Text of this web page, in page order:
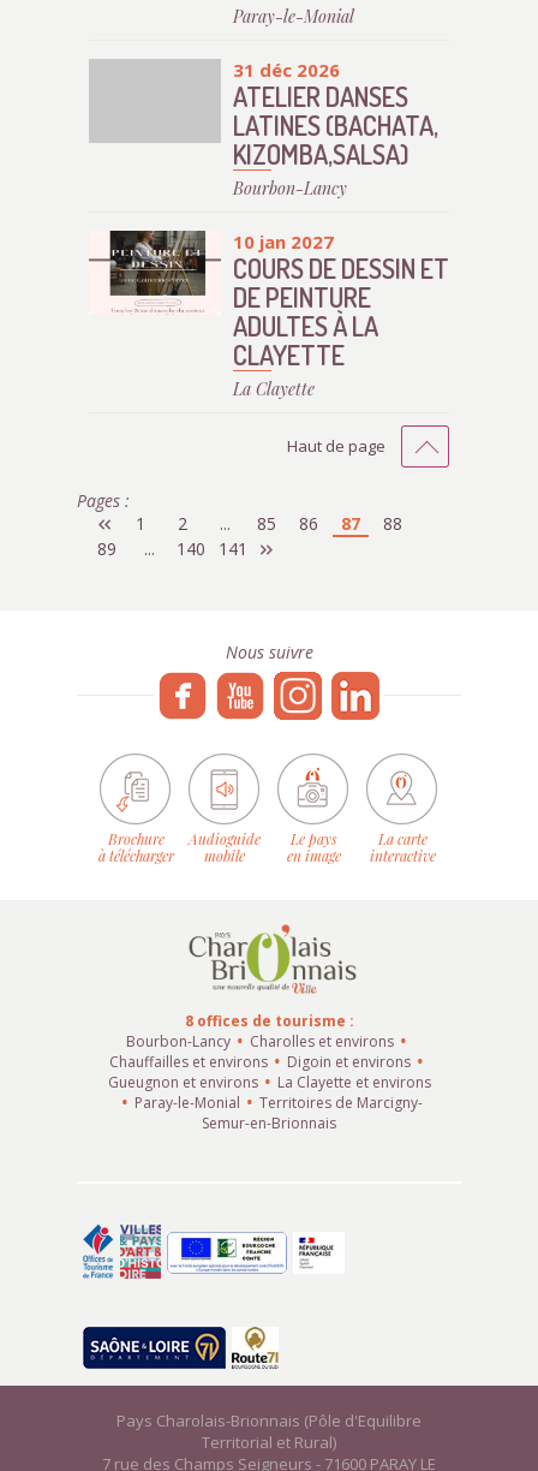
Paray-le-Monial
31 déc 2026
ATELIER DANSES
LATINES (BACHATA,
KIZOMBA,SALSA)
Bourbon-Lancy
10 jan 2027
COURS DE DESSIN ET
DE PEINTURE
ADULTES À LA
CLAYETTE
La Clayette
Haut de page
Pages :
1
2 ... 85 86 87
88
89
... 140 141
Nous suivre
Brochure
à télécharger
Audioguide
mobile
Le pays
en image
La carte
interactive
8 offices de tourisme :
Bourbon-Lancy
Charolles et environs
Chauffailles et environs
Digoin et environs
Gueugnon et environs
La Clayette et environs
Paray-le-Monial
Territoires de Marcigny-
Semur-en-Brionnais
Pays Charolais-Brionnais (Pôle d'Equilibre
Territorial et Rural)
7 rue des Champs Seigneurs - 71600 PARAY LE